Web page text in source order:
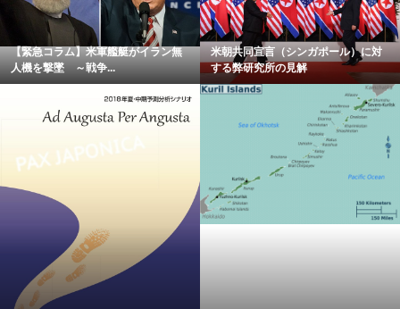
【緊急コラム】米軍艦艇がイラン無
人機を撃墜 ～戦争...
米朝共同宣言（シンガポール）に対
する弊研究所の見解